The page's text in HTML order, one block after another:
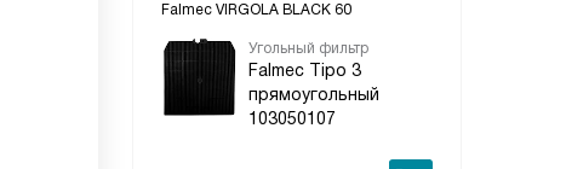
Falmec VIRGOLA BLACK 60
Угольный фильтр
Falmec Tipo 3
прямоугольный
103050107